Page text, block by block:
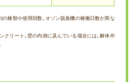
種類や使用回数、オゾン脱臭機の稼働日数が異な
リート、壁の内側に及んでいる場合には、解体作